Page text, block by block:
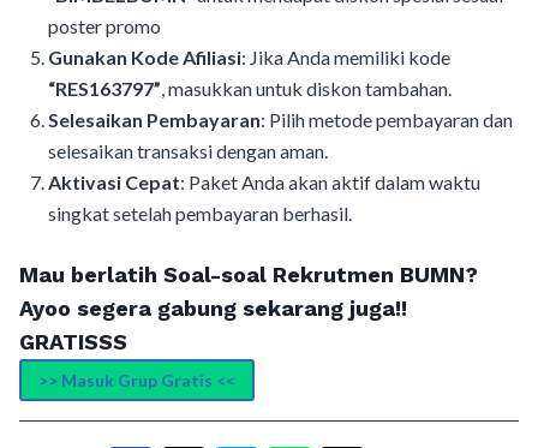
poster promo
Gunakan Kode Afiliasi: Jika Anda memiliki kode
“RES163797”, masukkan untuk diskon tambahan.
Selesaikan Pembayaran: Pilih metode pembayaran dan
selesaikan transaksi dengan aman.
Aktivasi Cepat: Paket Anda akan aktif dalam waktu
singkat setelah pembayaran berhasil.
Mau berlatih Soal-soal Rekrutmen BUMN?
Ayoo segera gabung sekarang juga!!
GRATISSS
>> Masuk Grup Gratis <<